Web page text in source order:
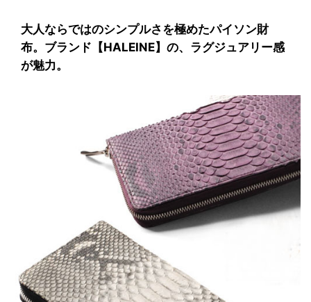
大人ならではのシンプルさを極めたパイソン財
布。ブランド【HALEINE】の、ラグジュアリー感
が魅力。